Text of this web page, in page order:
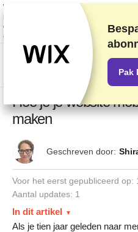
We rangschikken providers op basis
maar houden ook rekening met
commerciële overeenkomsten met
affiliatelinks.
Openbaarmaking van
Hoe je je website
maken
Geschreven door:
Voor het eerst gepubliceerd op:
Aantal updates: 1
In dit artikel
Als je tien jaar geleden naar
Pak